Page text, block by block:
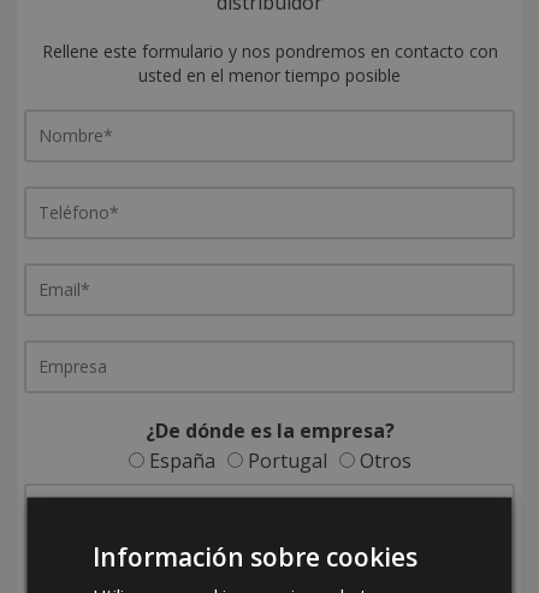
Rellene este formulario y nos pondremos en contacto con
usted en el menor tiempo posible
¿De dónde es la empresa?
España
Portugal Otros
Información sobre cookies